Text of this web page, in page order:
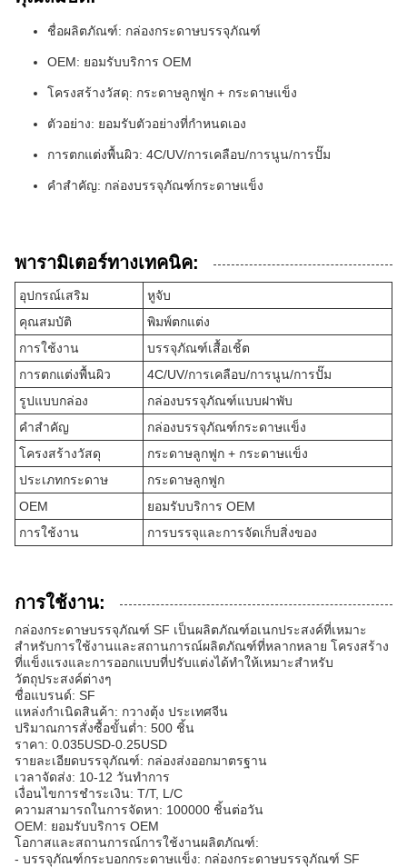
ชื่อผลิตภัณฑ์: กล่องกระดาษบรรจุภัณฑ์
OEM: ยอมรับบริการ OEM
โครงสร้างวัสดุ: กระดาษลูกฟูก + กระดาษแข็ง
ตัวอย่าง: ยอมรับตัวอย่างที่กำหนดเอง
การตกแต่งพื้นผิว: 4C/UV/การเคลือบ/การนูน/การปั๊ม
คำสำคัญ: กล่องบรรจุภัณฑ์กระดาษแข็ง
พารามิเตอร์ทางเทคนิค:
อุปกรณ์เสริม
หูจับ
คุณสมบัติ
พิมพ์ตกแต่ง
การใช้งาน
บรรจุภัณฑ์เสื้อเชิ้ต
การตกแต่งพื้นผิว
4C/UV/การเคลือบ/การนูน/การปั๊ม
รูปแบบกล่อง
กล่องบรรจุภัณฑ์แบบฝาพับ
คำสำคัญ
กล่องบรรจุภัณฑ์กระดาษแข็ง
โครงสร้างวัสดุ
กระดาษลูกฟูก + กระดาษแข็ง
ประเภทกระดาษ
กระดาษลูกฟูก
OEM
ยอมรับบริการ OEM
การใช้งาน
การบรรจุและการจัดเก็บสิ่งของ
การใช้งาน:
กล่องกระดาษบรรจุภัณฑ์ SF เป็นผลิตภัณฑ์อเนกประสงค์ที่เหมาะ
สำหรับการใช้งานและสถานการณ์ผลิตภัณฑ์ที่หลากหลาย โครงสร้าง
ที่แข็งแรงและการออกแบบที่ปรับแต่งได้ทำให้เหมาะสำหรับ
วัตถุประสงค์ต่างๆ
ชื่อแบรนด์: SF
แหล่งกำเนิดสินค้า: กวางตุ้ง ประเทศจีน
ปริมาณการสั่งซื้อขั้นต่ำ: 500 ชิ้น
ราคา: 0.035USD-0.25USD
รายละเอียดบรรจุภัณฑ์: กล่องส่งออกมาตรฐาน
เวลาจัดส่ง: 10-12 วันทำการ
เงื่อนไขการชำระเงิน: T/T, L/C
ความสามารถในการจัดหา: 100000 ชิ้นต่อวัน
OEM: ยอมรับบริการ OEM
โอกาสและสถานการณ์การใช้งานผลิตภัณฑ์:
- บรรจุภัณฑ์กระบอกกระดาษแข็ง: กล่องกระดาษบรรจุภัณฑ์ SF